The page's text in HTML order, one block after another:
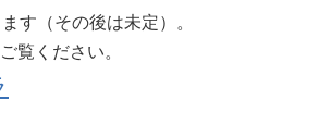
す（その後は未定）。
覧ください。